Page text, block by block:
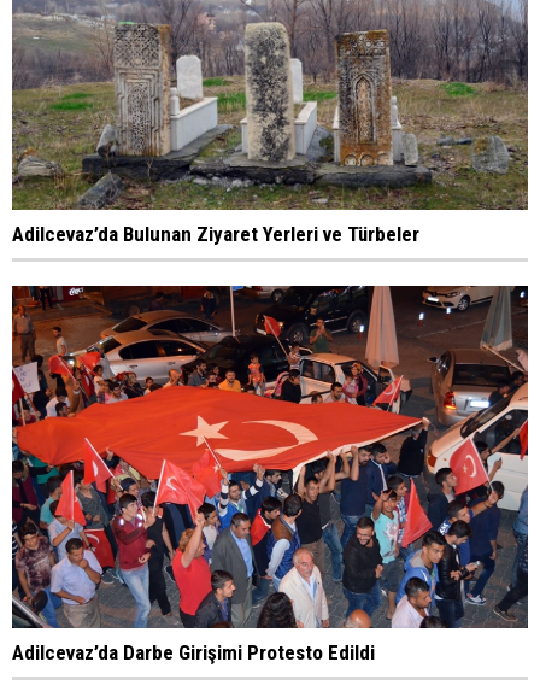
Adilcevaz’da Bulunan Ziyaret Yerleri ve Türbeler
Adilcevaz’da Darbe Girişimi Protesto Edildi